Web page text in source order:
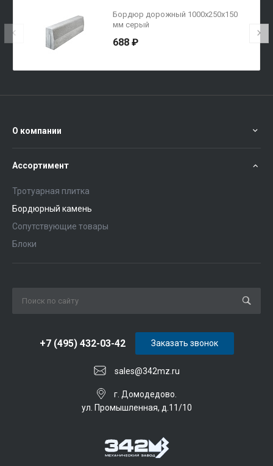
Бордюр дорожный 1000х250х150
мм серый
688 ₽
О компании
Ассортимент
Тротуарная плитка
Бордюрный камень
Сопутствующие товары
Блоки
sales@342mz.ru
+7 (495) 432-03-42
г. Домодедово.
ул. Промышленная, д.11/10
Заказать звонок